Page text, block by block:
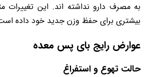
به مصرف دارو نداشته اند. این تغییرات
بیشتری برای حفظ وزن جدید خود داده
عوارض رایج بای پس معده
حالت تهوع و استفراغ